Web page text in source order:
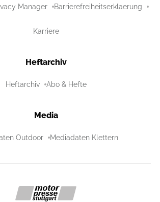
Manager Barrierefreiheitserklaerung
Karriere
Heftarchiv
Heftarchiv Abo & Hefte
Media
Outdoor Mediadaten Klettern